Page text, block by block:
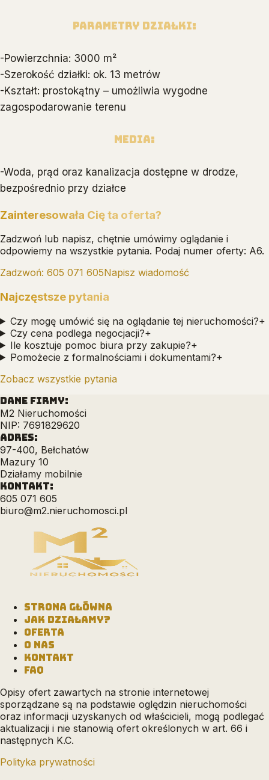
Parametry działki:
-Powierzchnia: 3000 m²
-Szerokość działki: ok. 13 metrów
-Kształt: prostokątny – umożliwia wygodne
zagospodarowanie terenu
Media:
-Woda, prąd oraz kanalizacja dostępne w drodze,
bezpośrednio przy działce
Zainteresowała Cię ta oferta?
Zadzwoń lub napisz, chętnie umówimy oglądanie i
odpowiemy na wszystkie pytania. Podaj numer oferty: A6.
Zadzwoń: 605 071 605Napisz wiadomość
Najczęstsze pytania
Czy mogę umówić się na oglądanie tej nieruchomości?+
Czy cena podlega negocjacji?+
Ile kosztuje pomoc biura przy zakupie?+
Pomożecie z formalnościami i dokumentami?+
Zobacz wszystkie pytania
DANE FIRMY:
M2 Nieruchomości
NIP: 7691829620
ADRES:
97-400, Bełchatów
Mazury 10
Działamy mobilnie
KONTAKT:
605 071 605
biuro@m2.nieruchomosci.pl
STRONA GŁÓWNA
JAK DZIAŁAMY?
OFERTA
O NAS
KONTAKT
FAQ
Opisy ofert zawartych na stronie internetowej
sporządzane są na podstawie oględzin nieruchomości
oraz informacji uzyskanych od właścicieli, mogą podlegać
aktualizacji i nie stanowią ofert określonych w art. 66 i
następnych K.C.
Polityka prywatności